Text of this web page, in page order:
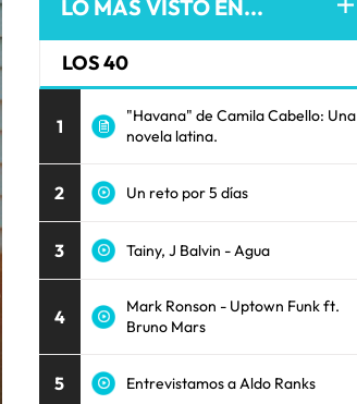
LO MÁS VISTO EN...
LOS 40
1
"Havana" de Camila Cabello: Una
novela latina.
2 Un reto por 5 días
3 Tainy, J Balvin - Agua
4
Mark Ronson - Uptown Funk ft.
Bruno Mars
5 Entrevistamos a Aldo Ranks